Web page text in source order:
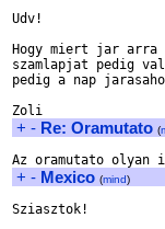
Udv!
Hogy miert jar arra
szamlapjat pedig
pedig a nap
+ - Re: Oramutato (
+ - Mexico (mind)
Sziasztok!